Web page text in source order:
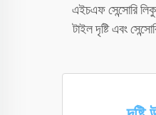
এইচএফ সেন্সোরি
টাইল দৃষ্টি এবং